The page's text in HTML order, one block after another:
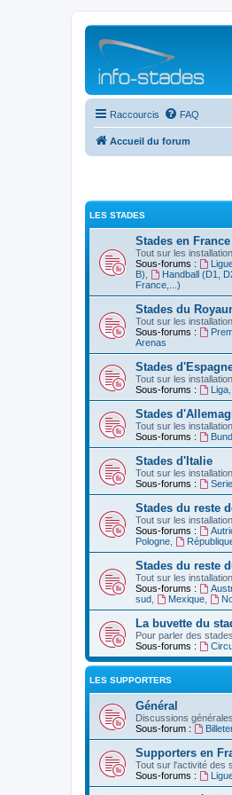
Raccourcis FAQ
Accueil du forum
LES STADES
Stades en France
Tout sur les
Sous-forums :
B)
Handball (D1,
France,...)
Stades du
Tout sur les
Sous-forums :
Arenas
Stades
Tout sur les
Sous-forums :
Liga,
Stades
Tout sur les
Sous-forums :
Stades d'Italie
Tout sur les
Sous-forums :
Stades du reste
Tout sur les
Sous-forums :
Pologne
Stades du reste
Tout sur les
Sous-forums :
sud
Mexique,
La buvette du
Pour parler des
Sous-forums :
LES SUPPORTERS
Général
Discussions
Sous-forum :
Supporters en
Tout sur l'activité des
Sous-forums :